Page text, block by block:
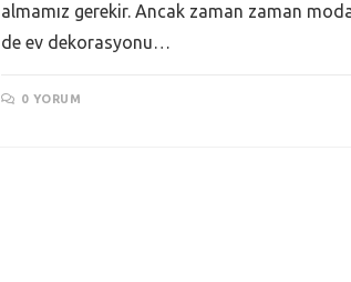
almamız gerekir. Ancak zaman zaman
de ev dekorasyonu…
0 YORUM